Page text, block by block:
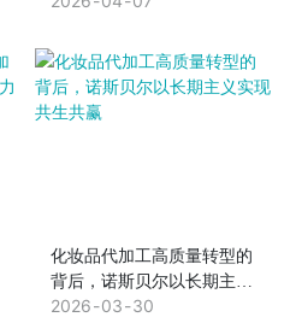
化妆品代加工高质量转型的
背后，诺斯贝尔以长期主义
实现共生共赢
2026 03 30